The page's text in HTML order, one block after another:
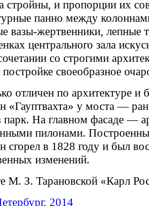
стройны, и пропорции их
панно между
вазы-жертвенники, лепные
центрального зала
со строгими
своеобразное
отличен по архитектуре и
«Гауптвахта» у моста —
парк. На главном фасаде —
пилонами.
сгорел в 1828 году и был
изменений.
М. З. Тарановской «Карл
2014